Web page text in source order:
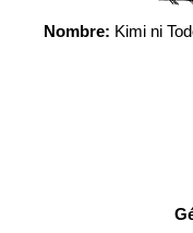
Nombre: Kimi ni